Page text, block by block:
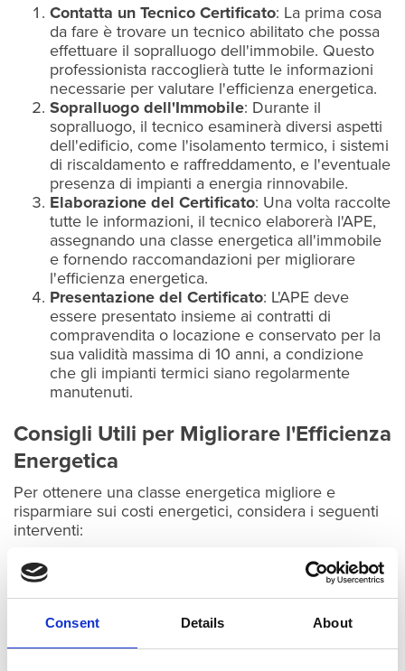
Consent Details About
Contatta un Tecnico Certificato: La prima cosa
da fare è trovare un tecnico abilitato che possa
effettuare il sopralluogo dell'immobile. Questo
professionista raccoglierà tutte le informazioni
necessarie per valutare l'efficienza energetica.
Sopralluogo dell'Immobile: Durante il
sopralluogo, il tecnico esaminerà diversi aspetti
dell'edificio, come l'isolamento termico, i sistemi
di riscaldamento e raffreddamento, e l'eventuale
presenza di impianti a energia rinnovabile.
Elaborazione del Certificato: Una volta raccolte
tutte le informazioni, il tecnico elaborerà l'APE,
assegnando una classe energetica all'immobile
e fornendo raccomandazioni per migliorare
l'efficienza energetica.
Presentazione del Certificato: L'APE deve
essere presentato insieme ai contratti di
compravendita o locazione e conservato per la
sua validità massima di 10 anni, a condizione
che gli impianti termici siano regolarmente
manutenuti.
Consigli Utili per Migliorare l'Efficienza
Energetica
Per ottenere una classe energetica migliore e
risparmiare sui costi energetici, considera i seguenti
interventi:
: Migliorare l'isolamento di
pareti, tetto e pavimenti riduce le dispersioni
termiche.
Infissi ad Alta Efficienza
: Sostituire vecchie
finestre e porte con modelli ad alta efficienza
energetica.